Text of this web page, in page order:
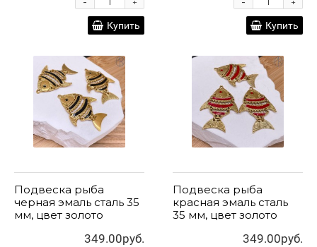
Купить Купить
Подвеска рыба
черная эмаль сталь 35
мм, цвет золото
349.00руб.
Подвеска рыба
красная эмаль сталь
35 мм, цвет золото
349.00руб.